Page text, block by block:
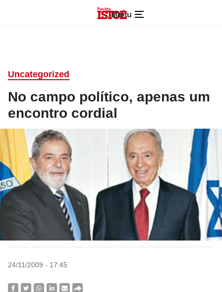
Menu
Uncategorized
No campo político, apenas um
encontro cordial
24/11/2009 - 17:45